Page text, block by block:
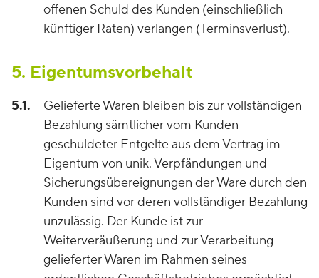
offenen Schuld des Kunden (einschließlich
künftiger Raten) verlangen (Terminsverlust).
5. Eigentumsvorbehalt
5.1.
Gelieferte Waren bleiben bis zur vollständigen
Bezahlung sämtlicher vom Kunden
geschuldeter Entgelte aus dem Vertrag im
Eigentum von unik. Verpfändungen und
Sicherungsübereignungen der Ware durch den
Kunden sind vor deren vollständiger Bezahlung
unzulässig. Der Kunde ist zur
Weiterveräußerung und zur Verarbeitung
gelieferter Waren im Rahmen seines